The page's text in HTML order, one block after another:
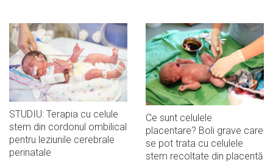
STUDIU: Terapia cu celule
stem din cordonul ombilical
pentru leziunile cerebrale
perinatale
Ce sunt celulele
placentare? Boli grave care
se pot trata cu celulele
stem recoltate din placentă